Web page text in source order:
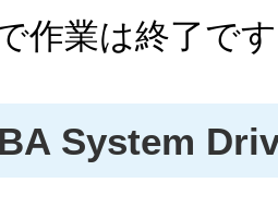
作業は終了で
System